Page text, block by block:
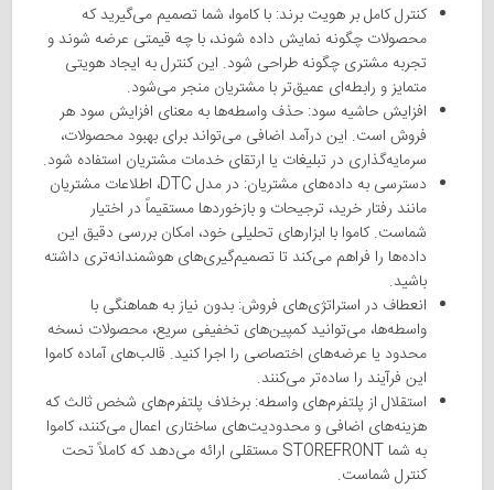
کنترل کامل بر هویت برند: با کاموا، شما تصمیم می‌گیرید که
محصولات چگونه نمایش داده شوند، با چه قیمتی عرضه شوند و
تجربه مشتری چگونه طراحی شود. این کنترل به ایجاد هویتی
متمایز و رابطه‌ای عمیق‌تر با مشتریان منجر می‌شود.
افزایش حاشیه سود: حذف واسطه‌ها به معنای افزایش سود هر
فروش است. این درآمد اضافی می‌تواند برای بهبود محصولات،
سرمایه‌گذاری در تبلیغات یا ارتقای خدمات مشتریان استفاده شود.
دسترسی به داده‌های مشتریان: در مدل DTC، اطلاعات مشتریان
مانند رفتار خرید، ترجیحات و بازخوردها مستقیماً در اختیار
شماست. کاموا با ابزارهای تحلیلی خود، امکان بررسی دقیق این
داده‌ها را فراهم می‌کند تا تصمیم‌گیری‌های هوشمندانه‌تری داشته
باشید.
انعطاف در استراتژی‌های فروش: بدون نیاز به هماهنگی با
واسطه‌ها، می‌توانید کمپین‌های تخفیفی سریع، محصولات نسخه
محدود یا عرضه‌های اختصاصی را اجرا کنید. قالب‌های آماده کاموا
این فرآیند را ساده‌تر می‌کنند.
استقلال از پلتفرم‌های واسطه: برخلاف پلتفرم‌های شخص ثالث که
هزینه‌های اضافی و محدودیت‌های ساختاری اعمال می‌کنند، کاموا
به شما STOREFRONT مستقلی ارائه می‌دهد که کاملاً تحت
کنترل شماست.